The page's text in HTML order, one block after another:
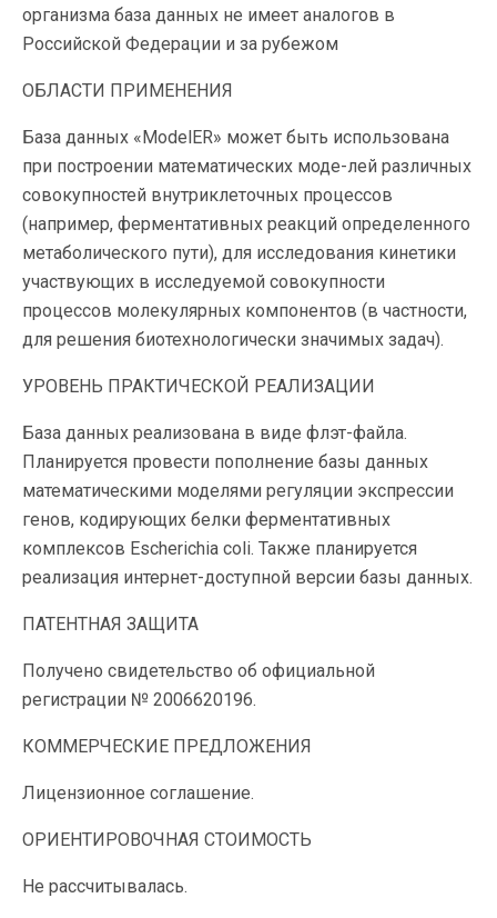
организма база данных не имеет аналогов в
Российской Федерации и за рубежом
ОБЛАСТИ ПРИМЕНЕНИЯ
База данных «ModelER» может быть использована
при построении математических моде-лей различных
совокупностей внутриклеточных процессов
(например, ферментативных реакций определенного
метаболического пути), для исследования кинетики
участвующих в исследуемой совокупности
процессов молекулярных компонентов (в частности,
для решения биотехнологически значимых задач).
УРОВЕНЬ ПРАКТИЧЕСКОЙ РЕАЛИЗАЦИИ
База данных реализована в виде флэт-файла.
Планируется провести пополнение базы данных
математическими моделями регуляции экспрессии
генов, кодирующих белки ферментативных
комплексов Escherichia coli. Также планируется
реализация интернет-доступной версии базы данных.
ПАТЕНТНАЯ ЗАЩИТА
Получено свидетельство об официальной
регистрации № 2006620196.
КОММЕРЧЕСКИЕ ПРЕДЛОЖЕНИЯ
Лицензионное соглашение.
ОРИЕНТИРОВОЧНАЯ СТОИМОСТЬ
Не рассчитывалась.